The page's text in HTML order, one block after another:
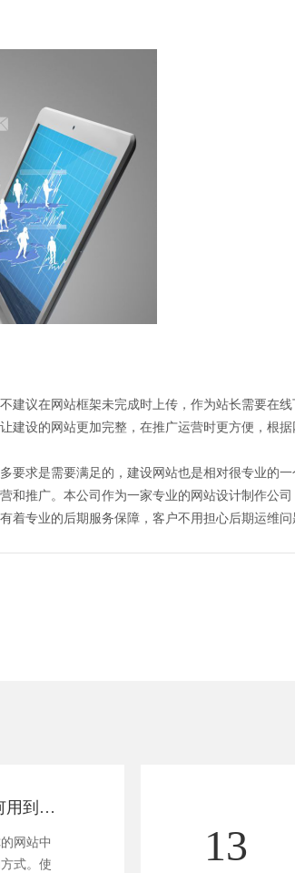
建议在网站框架未完成时上传，作为站长需要在
建设的网站更加完整，在推广运营时更方便，根
要求是需要满足的，建设网站也是相对很专业的
和推广。本公司作为一家专业的网站设计制作公
着专业的后期服务保障，客户不用担心后期运维
真实照片如何拍？拍了如何用到网站设计之中？
网站中
式。使
13